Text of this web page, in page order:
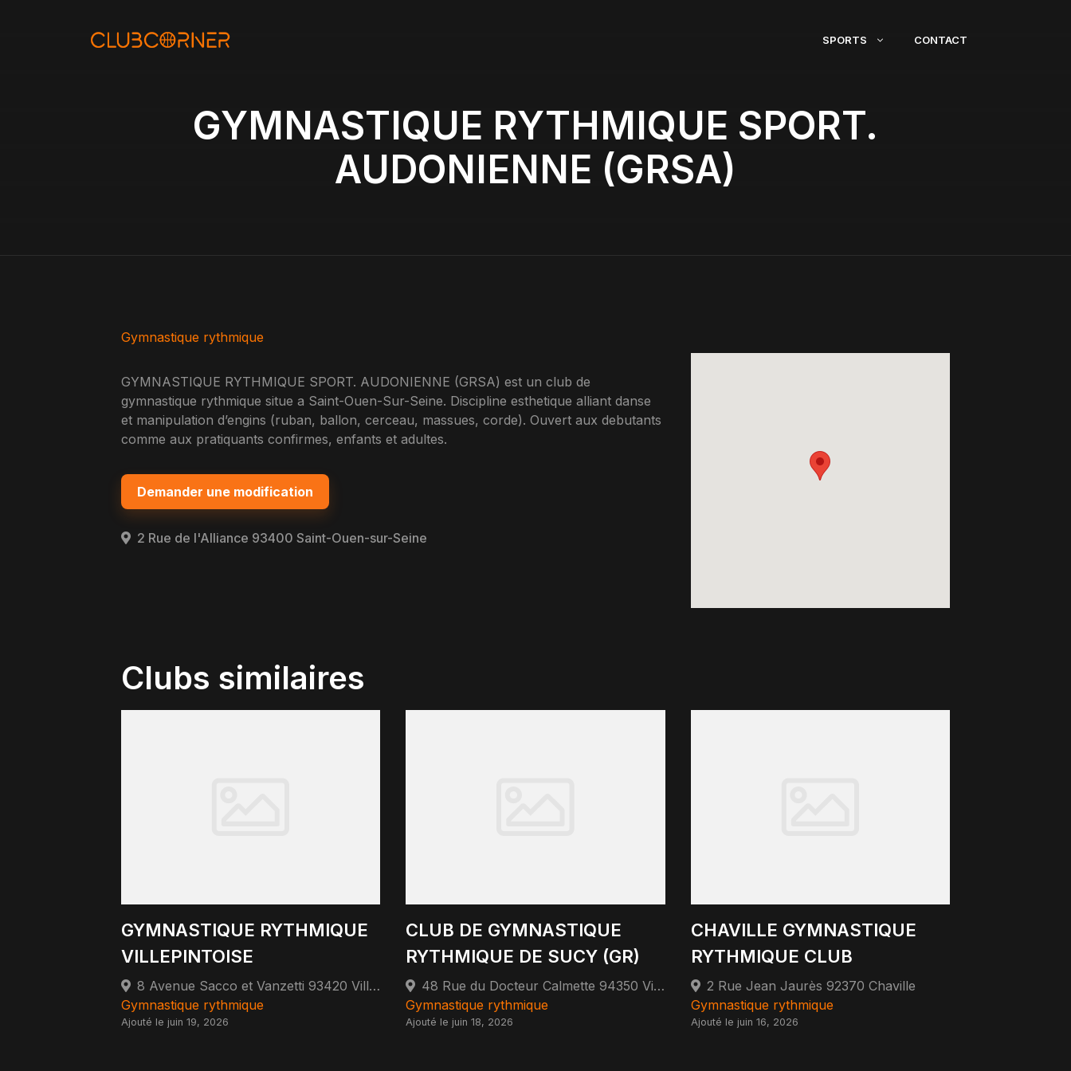
SPORTS CONTACT
GYMNASTIQUE RYTHMIQUE SPORT.
AUDONIENNE (GRSA)
Gymnastique rythmique
GYMNASTIQUE RYTHMIQUE SPORT. AUDONIENNE (GRSA) est un club de
gymnastique rythmique situe a Saint-Ouen-Sur-Seine. Discipline esthetique alliant danse
et manipulation d’engins (ruban, ballon, cerceau, massues, corde). Ouvert aux debutants
comme aux pratiquants confirmes, enfants et adultes.
Demander une modification
2 Rue de l'Alliance 93400 Saint-Ouen-sur-Seine
Clubs similaires
GYMNASTIQUE RYTHMIQUE
VILLEPINTOISE
8 Avenue Sacco et Vanzetti 93420 Villepinte
Gymnastique rythmique
Ajouté le juin 19, 2026
CLUB DE GYMNASTIQUE
RYTHMIQUE DE SUCY (GR)
48 Rue du Docteur Calmette 94350 Villiers-sur-Marne
Gymnastique rythmique
Ajouté le juin 18, 2026
CHAVILLE GYMNASTIQUE
RYTHMIQUE CLUB
2 Rue Jean Jaurès 92370 Chaville
Gymnastique rythmique
Ajouté le juin 16, 2026